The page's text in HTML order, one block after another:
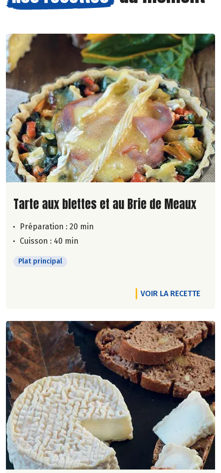
Lire la suite de la recette
Tarte aux blettes et au Brie de Meaux
Préparation : 20 min
Cuisson : 40 min
Plat principal
VOIR LA RECETTE